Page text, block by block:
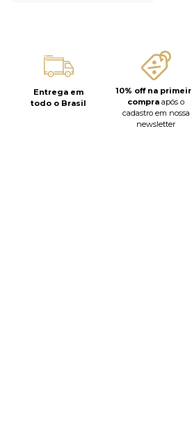
Entrega em
todo o Brasil
10% off na
compra após o
cadastro em nossa
newsletter